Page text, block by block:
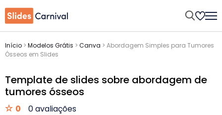
Início > Modelos Grátis > Canva > Abordagem Simples para Tumores
Ósseos em Slides
Template de slides sobre abordagem de
tumores ósseos
0 0 avaliações